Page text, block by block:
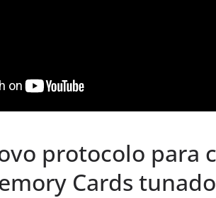
protocolo para
Cards